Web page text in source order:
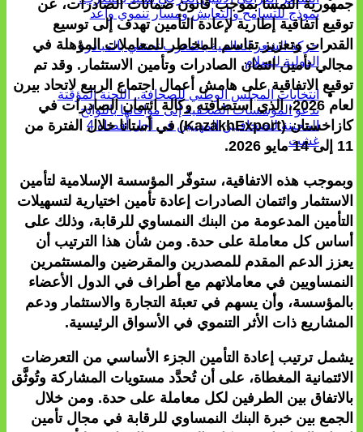
نموذج للتسامح والتعايش ومسار تنموي واعد
حركة الشعر العالمية بالمغرب تحتفي بالمبادرة
الدولية للسلام
انتخابات المجلس الوطني للصحافة.. اللجنة المؤقتة
تدعو المؤسسات الصحفية إلى موافاتها باللوائح
المحينة للصحافيين المهنيين في أجل أقصاه 4
غشت
جمهورية النمسا بموجب قانون ضمانات الصادرات، عن
توقيع اتفاقية إطارية لإعادة التأمين تهدف إلى توسيع
القدرات وتعزيز تقاسم المخاطر للمعاملات المؤهلة في
مجالي تأمين ائتمان الصادرات وتأمين الاستثمار. وقد تم
توقيع الاتفاقية على هامش أعمال اجتماع الربيع لاتحاد بيرن
لعام 2026، الذي استضافته وكالة ائتمان الصادرات في
كازاخستان (KazakhExport) في أستانا خلال الفترة من
11 إلى 14 مايو 2026.
وبموجب هذه الاتفاقية، ستوفّر المؤسسة الإسلامية لتأمين
الاستثمار وائتمان الصادرات إعادة تأمين اختيارية لتسهيلات
التأمين المدعومة من البنك النمساوي للرقابة، وذلك على
أساس كل معاملة على حدة. ومن شأن هذا الترتيب أن
يعزز الدعم المقدم للمصدرين والمقرضين والمستثمرين
النمساويين في معاملاتهم مع أطراف في الدول الأعضاء
بالمؤسسة، وأن يسهم في تعبئة التجارة والاستثمار ودعم
المشاريع ذات الأثر التنموي في الأسواق الرئيسية.
يشمل ترتيب إعادة التأمين الجزء الأساسي من التعرضات
الائتمانية المغطاة، على أن تُحدَّد مستويات المشاركة وتُوثَّق
بالاتفاق بين الطرفين لكل معاملة على حدة. ومن خلال
الجمع بين خبرة البنك النمساوي للرقابة في مجال تأمين